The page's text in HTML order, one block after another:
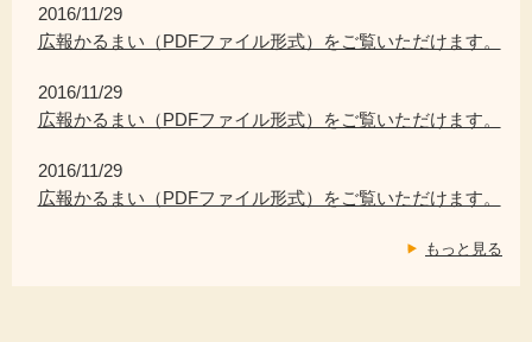
2016/11/29
広報かるまい（PDFファイル形式）をご覧いただけます。
2016/11/29
広報かるまい（PDFファイル形式）をご覧いただけます。
2016/11/29
広報かるまい（PDFファイル形式）をご覧いただけます。
もっと見る